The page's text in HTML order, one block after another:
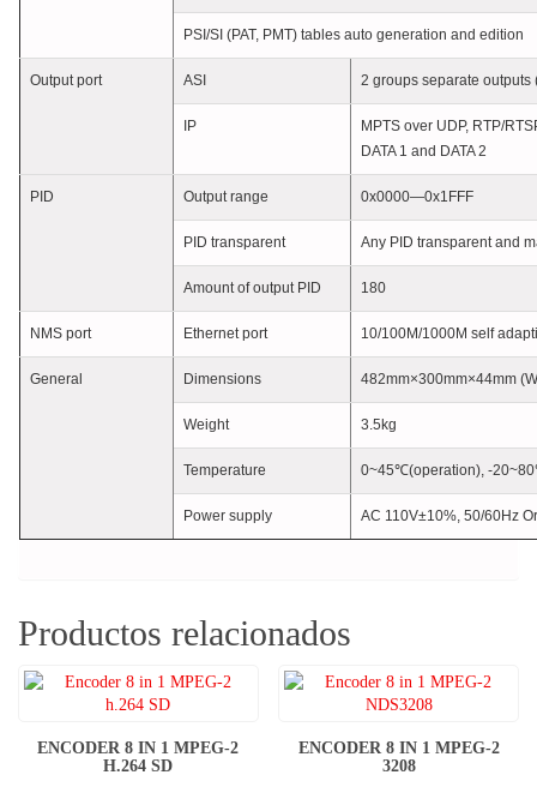
PSI/SI (PAT, PMT) tables auto generation and edition
Output port ASI 2 groups separate
IP
MPTS over UDP, RTP/
DATA 1 and DATA 2
PID Output range 0x0000—0x1FFF
PID transparent Any PID transparent and
Amount of output PID 180
NMS port Ethernet port 10/100M/1000M self
General Dimensions 482mm×300mm×44mm
Weight 3.5kg
Temperature 0~45℃(operation), -
Power supply AC 110V±10%, 50/60Hz
Productos relacionados
ENCODER 8 IN 1 MPEG-2
H.264 SD
ENCODER 8 IN 1 MPEG-2
3208